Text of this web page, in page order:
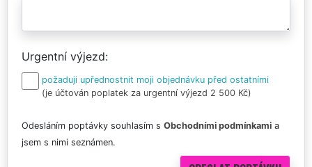
Urgentní výjezd
požaduji upřednostnit moji objednávku před ostatními
(je účtován poplatek za urgentní výjezd 2 500 Kč)
Odesláním poptávky souhlasím s Obchodními podmínkami a
jsem s nimi seznámen.